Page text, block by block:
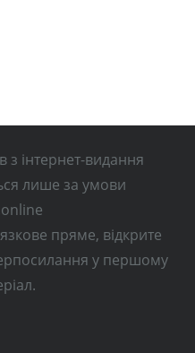
з інтернет-видання
лише за умови
пряме, відкрите
у першому